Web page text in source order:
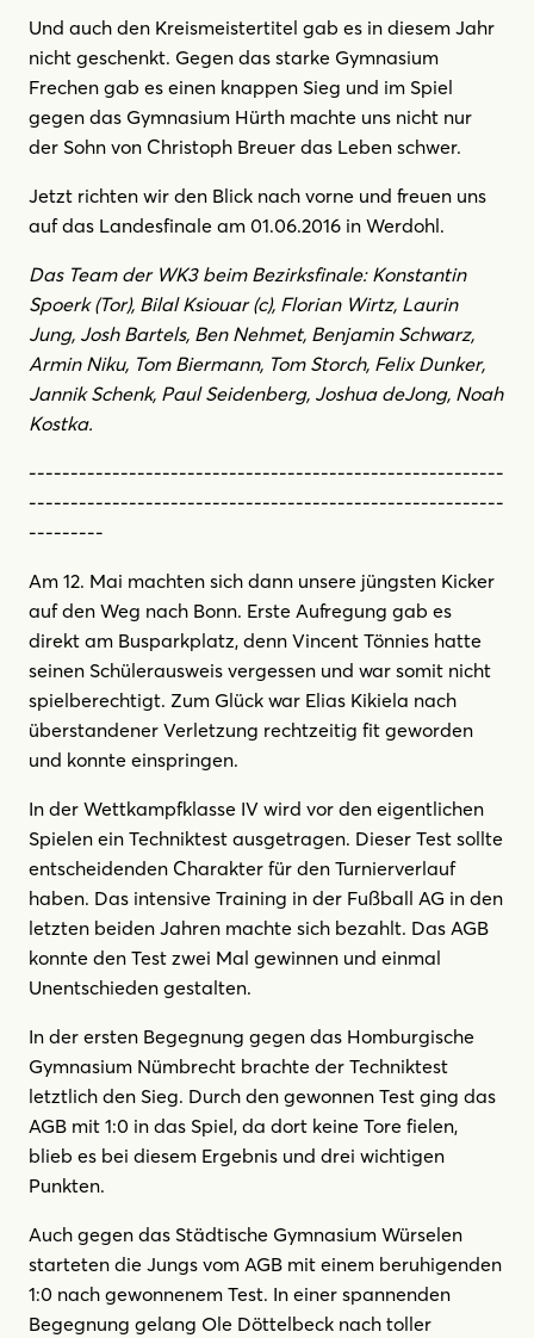
Und auch den Kreismeistertitel gab es in diesem Jahr
nicht geschenkt. Gegen das starke Gymnasium
Frechen gab es einen knappen Sieg und im Spiel
gegen das Gymnasium Hürth machte uns nicht nur
der Sohn von Christoph Breuer das Leben schwer.
Jetzt richten wir den Blick nach vorne und freuen uns
auf das Landesfinale am 01.06.2016 in Werdohl.
Das Team der WK3 beim Bezirksfinale: Konstantin
Spoerk (Tor), Bilal Ksiouar (c), Florian Wirtz, Laurin
Jung, Josh Bartels, Ben Nehmet, Benjamin Schwarz,
Armin Niku, Tom Biermann, Tom Storch, Felix Dunker,
Jannik Schenk, Paul Seidenberg, Joshua deJong, Noah
Kostka.
---------------------------------------------------------
---------------------------------------------------------
---------
Am 12. Mai machten sich dann unsere jüngsten Kicker
auf den Weg nach Bonn. Erste Aufregung gab es
direkt am Busparkplatz, denn Vincent Tönnies hatte
seinen Schülerausweis vergessen und war somit nicht
spielberechtigt. Zum Glück war Elias Kikiela nach
überstandener Verletzung rechtzeitig fit geworden
und konnte einspringen.
In der Wettkampfklasse IV wird vor den eigentlichen
Spielen ein Techniktest ausgetragen. Dieser Test sollte
entscheidenden Charakter für den Turnierverlauf
haben. Das intensive Training in der Fußball AG in den
letzten beiden Jahren machte sich bezahlt. Das AGB
konnte den Test zwei Mal gewinnen und einmal
Unentschieden gestalten.
In der ersten Begegnung gegen das Homburgische
Gymnasium Nümbrecht brachte der Techniktest
letztlich den Sieg. Durch den gewonnen Test ging das
AGB mit 1:0 in das Spiel, da dort keine Tore fielen,
blieb es bei diesem Ergebnis und drei wichtigen
Punkten.
Auch gegen das Städtische Gymnasium Würselen
starteten die Jungs vom AGB mit einem beruhigenden
1:0 nach gewonnenem Test. In einer spannenden
Begegnung gelang Ole Döttelbeck nach toller